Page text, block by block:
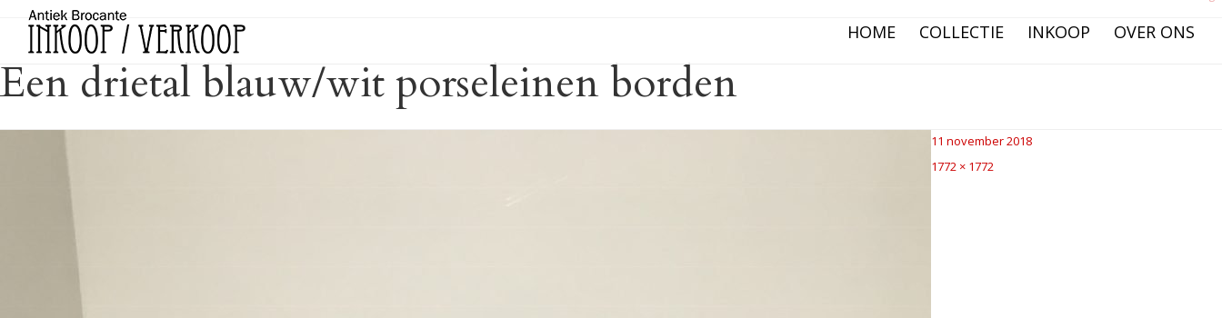
HOME COLLECTIE INKOOP OVER ONS
Een drietal blauw/wit porseleinen borden
Posted
on
11 november 2018
Full
1772 × 1772